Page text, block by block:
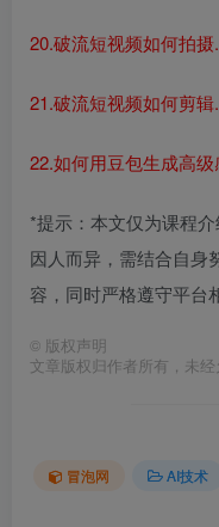
20.破流短视频如何拍摄
21.破流短视频如何剪辑
22.如何用豆包生成高
*提示：本文仅为课程
因人而异，需结合自身
容，同时严格遵守平台
© 版权声明
文章版权归作者所有，未经
冒泡网 AI技术